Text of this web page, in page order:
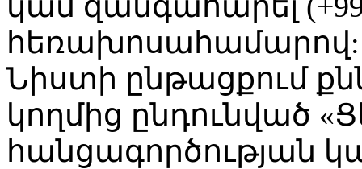
հեռախոսահամարով:
Նիստի ընթացքում
կողմից ընդունված
հանցագործության